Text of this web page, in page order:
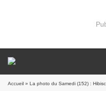
Accueil » La photo du Samedi (152) :